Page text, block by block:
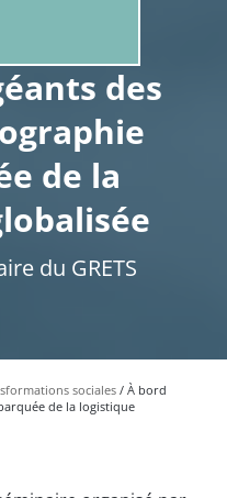
des
de la
du GRETS
sociales
À bord
de la logistique